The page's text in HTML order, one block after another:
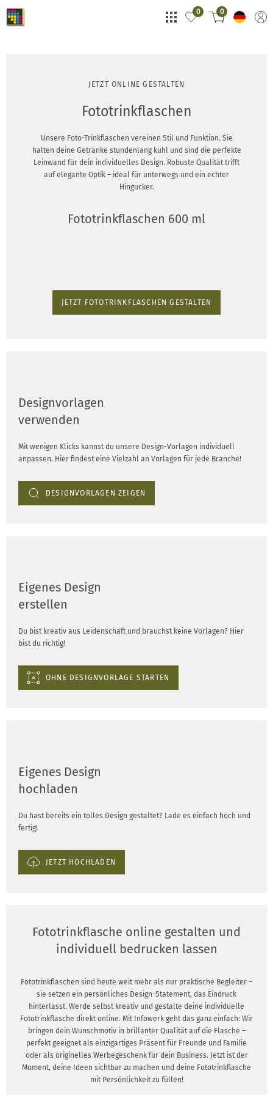
0 0
JETZT ONLINE GESTALTEN
Fototrinkflaschen
Unsere Foto-Trinkflaschen vereinen Stil und Funktion. Sie
halten deine Getränke stundenlang kühl und sind die perfekte
Leinwand für dein individuelles Design. Robuste Qualität trifft
auf elegante Optik – ideal für unterwegs und ein echter
Hingucker.
Fototrinkflaschen 600 ml
JETZT FOTOTRINKFLASCHEN GESTALTEN
Designvorlagen
verwenden
Mit wenigen Klicks kannst du unsere Design-Vorlagen individuell
anpassen. Hier findest eine Vielzahl an Vorlagen für jede Branche!
DESIGNVORLAGEN ZEIGEN
Eigenes Design
erstellen
Du bist kreativ aus Leidenschaft und brauchst keine Vorlagen? Hier
bist du richtig!
OHNE DESIGNVORLAGE STARTEN
Eigenes Design
hochladen
Du hast bereits ein tolles Design gestaltet? Lade es einfach hoch und
fertig!
JETZT HOCHLADEN
Fototrinkflasche online gestalten und
individuell bedrucken lassen
Fototrinkflaschen sind heute weit mehr als nur praktische Begleiter –
sie setzen ein persönliches Design-Statement, das Eindruck
hinterlässt. Werde selbst kreativ und gestalte deine individuelle
Fototrinkflasche direkt online. Mit Infowerk geht das ganz einfach: Wir
bringen dein Wunschmotiv in brillanter Qualität auf die Flasche –
perfekt geeignet als einzigartiges Präsent für Freunde und Familie
oder als originelles Werbegeschenk für dein Business. Jetzt ist der
Moment, deine Ideen sichtbar zu machen und deine Fototrinkflasche
mit Persönlichkeit zu füllen!